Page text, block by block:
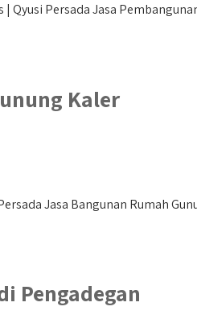
Qyusi Persada Jasa
Kaler
Jasa Bangunan Rumah
Pengadegan